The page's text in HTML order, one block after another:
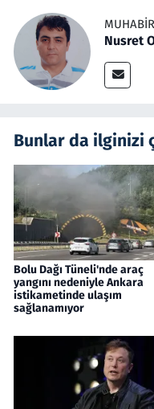
MUHABIR
Nusret
Bunlar da ilginizi
Bolu Dağı Tüneli'nde araç
yangını nedeniyle Ankara
istikametinde ulaşım
sağlanamıyor